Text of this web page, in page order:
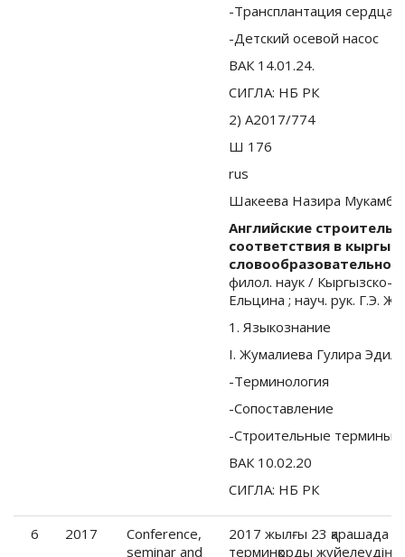
-Трансплантация сердца
-Детский осевой насос
ВАК 14.01.24.
СИГЛА: НБ РК
2) А2017/774
Ш 176
rus
Шакеева Назира
Английские
соответствия в
филол. наук / Кыргызско-
Ельцина ; науч. рук. Г.Э.
1. Языкознание
I. Жумалиева Гулира
-Терминология
-Сопоставление
-Строительные термины
ВАК 10.02.20
СИГЛА: НБ РК
6 2017
Conference,
seminar and
2017 жылғы 23 қарашада
терминқорды жүйелеудің